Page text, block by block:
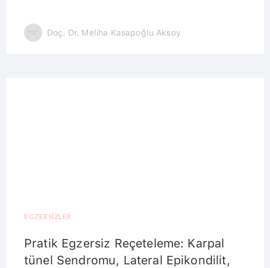
Doç. Dr. Meliha Kasapoğlu Aksoy
EGZERSIZLER
Pratik Egzersiz Reçeteleme: Karpal
tünel Sendromu, Lateral Epikondilit,